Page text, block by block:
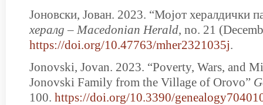
Јоновски, Јован. 2023. “Мојот хералдички
хералд – Macedonian Herald, no. 21
https://doi.org/10.47763/mher2321035j.
Jonovski, Jovan. 2023. “Poverty, Wars, and
Jonovski Family from the Village of Orovo”
100. https://doi.org/10.3390/